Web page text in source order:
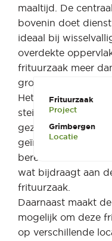
Frituurzaak
Project
Grimbergen
Locatie
maaltijd. De
bovenin doet
ideaal bij
overdekte
frituurzaak meer
groot aantal
Het terras is
steigerhouten
gezellige uitstraling.
geïntegreerde
bereiken klanten
wat bijdraagt aan
frituurzaak.
Daarnaast maakt
mogelijk om deze
op verschillende